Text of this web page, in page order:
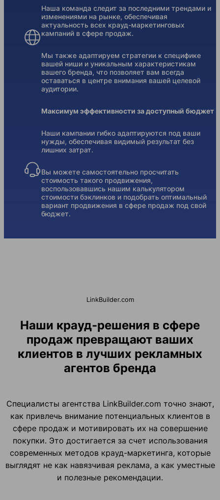
Наша команда следит за последними трендами и
изменениями на рынке, обеспечивая
актуальность всех крауд-маркетинговых
кампаний в сфере продаж.
Мы также адаптируем стратегии к специфике
вашей ниши и уникальным характеристикам
вашего бренда, что позволяет вам всегда
оставаться в центре внимания вашей целевой
аудитории.
Максимум эффективности за доступный бюджет
Наши кампании гибко адаптируются под ваши
нужды, обеспечивая видимый результат без
лишних затрат.
Вы можете самостоятельно просчитать
стоимость такого продвижения,
воспользовавшись нашим калькулятором
стоимости бэклинков и подобрать оптимальный
вариант продвижения в сфере продаж под свой
бюджет.
LinkBuilder.com
Наши крауд-решения в сфере
продаж превращают ваших
клиентов в лучших рекламных
агентов бренда
Специалисты агентства LinkBuilder.com точно знают,
как привлечь внимание потенциальных клиентов в
сфере продаж и мотивировать их на совершение
покупки. Это достигается за счет использования
современных методов крауд-маркетинга, которые
выглядят не как навязчивая реклама, а как уместные
и полезные рекомендации.